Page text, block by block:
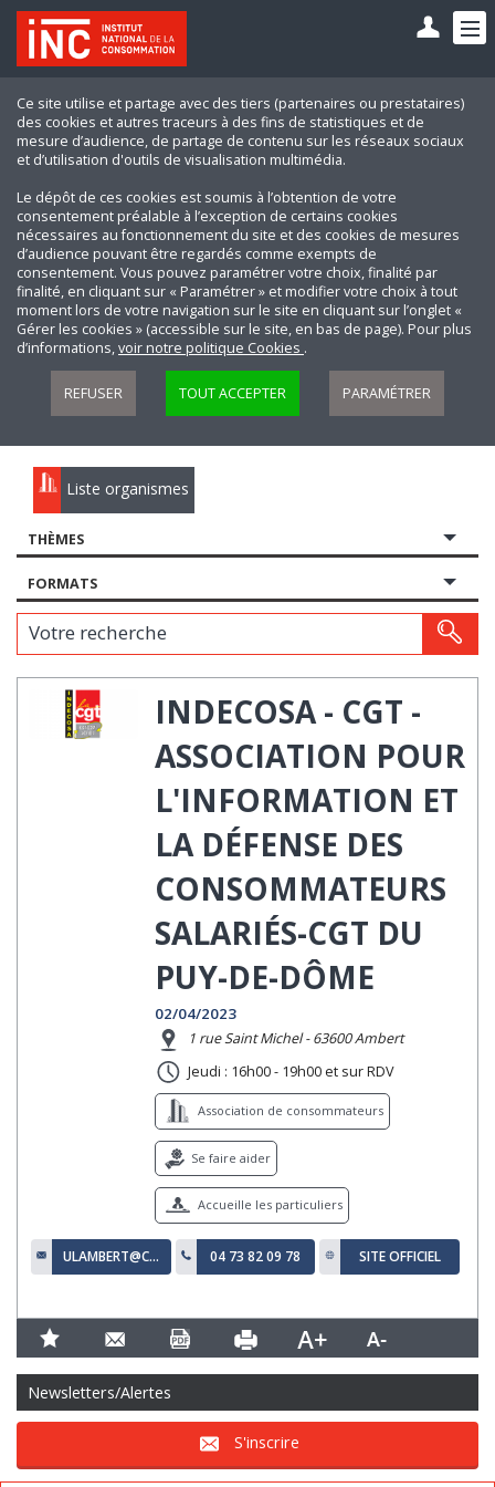
Ce site utilise et partage avec des tiers (partenaires ou prestataires)
des cookies et autres traceurs à des fins de statistiques et de
mesure d’audience, de partage de contenu sur les réseaux sociaux
et d’utilisation d'outils de visualisation multimédia.
Le dépôt de ces cookies est soumis à l’obtention de votre
consentement préalable à l’exception de certains cookies
nécessaires au fonctionnement du site et des cookies de mesures
d’audience pouvant être regardés comme exempts de
consentement. Vous pouvez paramétrer votre choix, finalité par
finalité, en cliquant sur « Paramétrer » et modifier votre choix à tout
moment lors de votre navigation sur le site en cliquant sur l’onglet «
Gérer les cookies » (accessible sur le site, en bas de page). Pour plus
d’informations,voir notre politique Cookies .
REFUSER TOUT ACCEPTER PARAMÉTRER
Liste organismes
THÈMES
FORMATS
Votre recherche
INDECOSA - CGT -
ASSOCIATION POUR
L'INFORMATION ET
LA DÉFENSE DES
CONSOMMATEURS
SALARIÉS-CGT DU
PUY-DE-DÔME
02/04/2023
1 rue Saint Michel - 63600 Ambert
Jeudi : 16h00 - 19h00 et sur RDV
Association de consommateurs
Se faire aider
Accueille les particuliers
ULAMBERT@CGT63.FR 04 73 82 09 78 SITE OFFICIEL
Newsletters/Alertes
S'inscrire